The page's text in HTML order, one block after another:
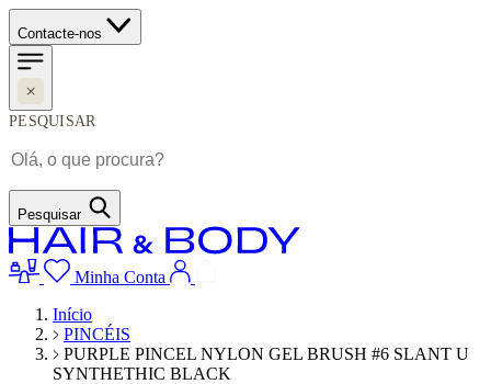
Contacte-nos
PESQUISAR
Pesquisar
Minha Conta
Início
PINCÉIS
PURPLE PINCEL NYLON GEL BRUSH #6 SLANT U
SYNTHETHIC BLACK